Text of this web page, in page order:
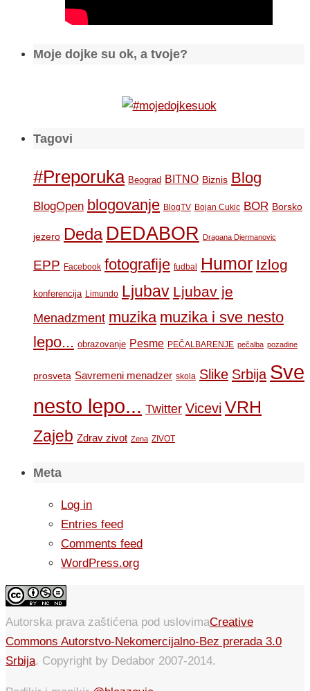
Moje dojke su ok, a tvoje?
Tagovi
#Preporuka Beograd BITNO Biznis Blog
BlogOpen blogovanje BlogTV Bojan Cukic BOR Borsko
jezero Deda DEDABOR Dragana Djermanovic
EPP Facebook fotografije fudbal Humor Izlog
konferencija Limundo Ljubav Ljubav je
Menadzment muzika muzika i sve nesto
lepo... obrazovanje Pesme PEČALBARENJE pečalba pozadine
prosveta Savremeni menadzer skola Slike Srbija Sve
nesto lepo... Twitter Vicevi VRH
Zajeb Zdrav zivot Zena ZIVOT
Meta
Log in
Entries feed
Comments feed
WordPress.org
Autorska prava zaštićena pod uslovimaCreative
Commons Autorstvo-Nekomercijalno-Bez prerada 3.0
Srbija. Copyright by Dedabor 2007-2014.